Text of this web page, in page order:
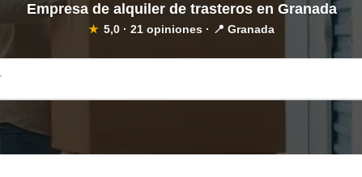
Empresa de alquiler de trasteros en Granada
★ 5,0 · 21 opiniones · 📍 Granada